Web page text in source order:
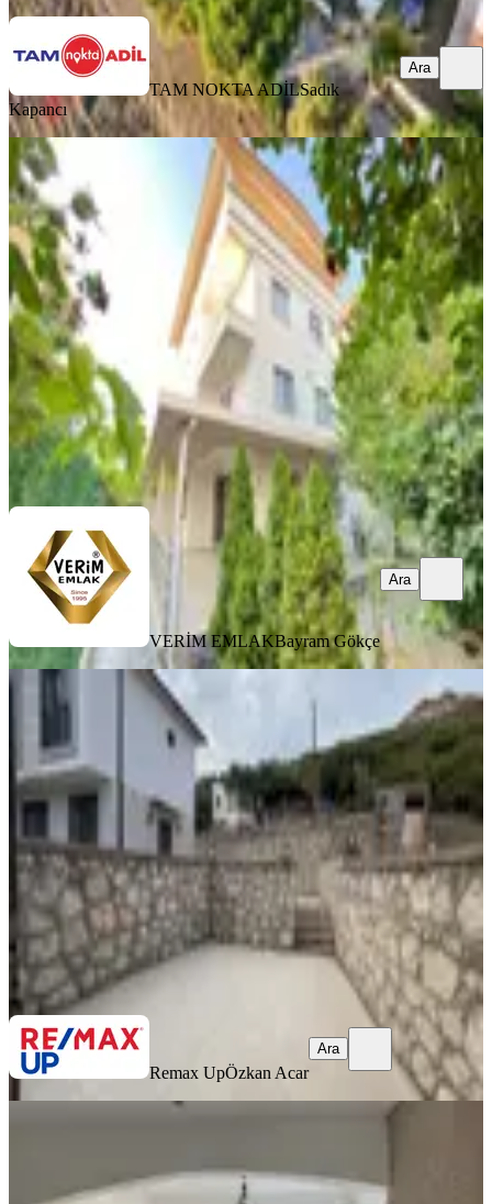
TAM NOKTA ADİLSadık
Kapancı
Ara
MANZARALI
Seferihisar Mersin Ala Denize 350 m
Mesafede Bahçeli Satılık 2+1 Dubleks
İzmir, Seferihisar
·150 m²·Bahçe dublex·24.07.2026
7.670.000 ₺
VERİM EMLAK Bayram Gökçe
Ara
VERİM EMLAKBayram Gökçe
Ara
SIFIR BİNA
Karaburun Saip'te Kaçırılmayacak
3+1 Yazlık | Doğanın Kalbinde
İzmir, Karaburun
3+1·120 m² ·Düz Giriş (Zemin) ·23.07.2026
8.900.000 ₺
Remax UpÖzkan Acar
Ara
Remax UpÖzkan Acar
Ara